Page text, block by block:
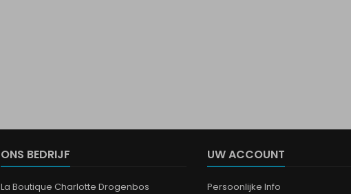
ONS BEDRIJF
La Boutique Charlotte Drogenbos
UW ACCOUNT
Persoonlijke Info